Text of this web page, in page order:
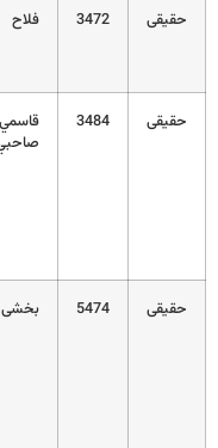
حقیقی 3472 فلاح
حقیقی 3484
قاسمي
صاحبي
حقیقی 5474 بخشی